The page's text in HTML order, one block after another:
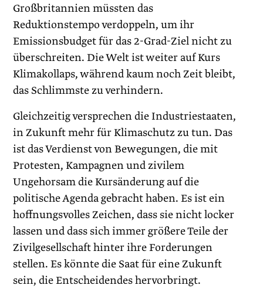
Großbritannien müssten das
Reduktionstempo verdoppeln, um ihr
Emissionsbudget für das 2-Grad-Ziel nicht zu
überschreiten. Die Welt ist weiter auf Kurs
Klimakollaps, während kaum noch Zeit bleibt,
das Schlimmste zu verhindern.
Gleichzeitig versprechen die Industriestaaten,
in Zukunft mehr für Klimaschutz zu tun. Das
ist das Verdienst von Bewegungen, die mit
Protesten, Kampagnen und zivilem
Ungehorsam die Kursänderung auf die
politische Agenda gebracht haben. Es ist ein
hoffnungsvolles Zeichen, dass sie nicht locker
lassen und dass sich immer größere Teile der
Zivilgesellschaft hinter ihre Forderungen
stellen. Es könnte die Saat für eine Zukunft
sein, die Entscheidendes hervorbringt.